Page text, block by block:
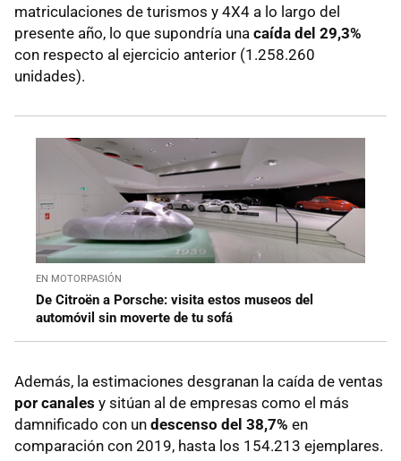
matriculaciones de turismos y 4X4 a lo largo del
presente año, lo que supondría una caída del 29,3%
con respecto al ejercicio anterior (1.258.260
unidades).
EN MOTORPASIÓN
De Citroën a Porsche: visita estos museos del
automóvil sin moverte de tu sofá
Además, la estimaciones desgranan la caída de ventas
por canales y sitúan al de empresas como el más
damnificado con un descenso del 38,7% en
comparación con 2019, hasta los 154.213 ejemplares.